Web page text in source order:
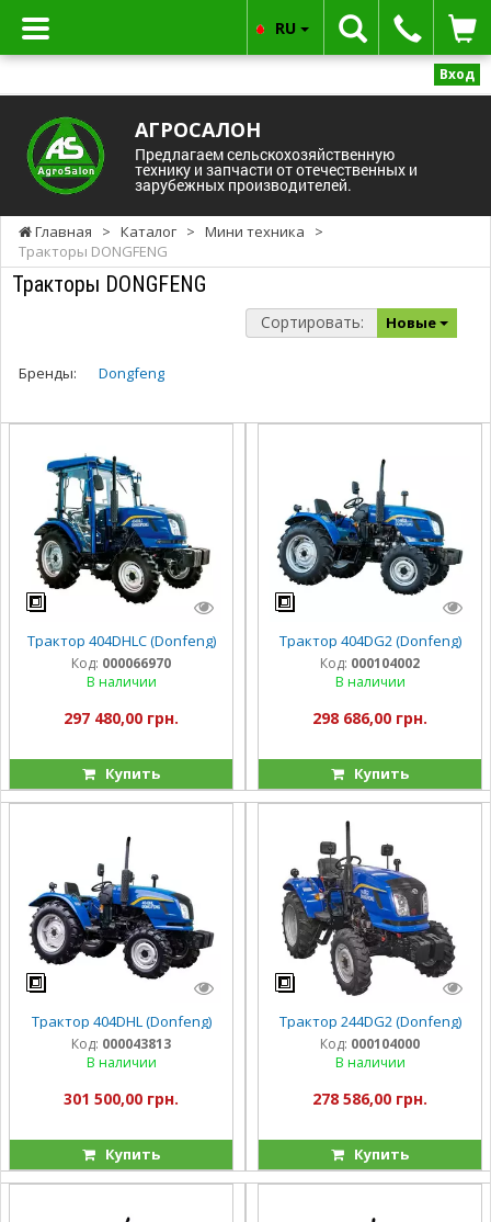
Вход
АГРОСАЛОН
Предлагаем сельскохозяйственную
технику и запчасти от отечественных и
зарубежных производителей.
RU
Главная > Каталог > Мини техника
>
Тракторы DONGFENG
Тракторы DONGFENG
Сортировать: Новые
Бренды: Dongfeng
Трактор 404DHLC (Donfeng)
Код: 000066970
В наличии
297 480,00 грн.
Купить
Трактор 404DG2 (Donfeng)
Код: 000104002
В наличии
298 686,00 грн.
Купить
Трактор 404DHL (Donfeng)
Код: 000043813
В наличии
301 500,00 грн.
Купить
Трактор 244DG2 (Donfeng)
Код: 000104000
В наличии
278 586,00 грн.
Купить